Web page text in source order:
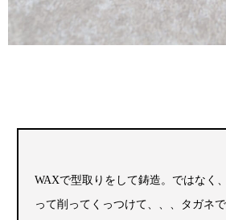
WAXで型取りをして鋳造。ではなく
って削ってくっつけて、、、タガネ